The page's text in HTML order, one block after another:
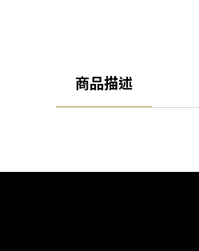
商品描述